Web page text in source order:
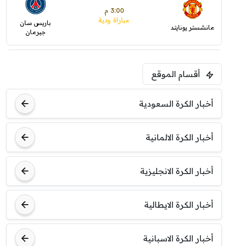
مانشستر يونايتد
3:00 م
مباراة ودية
باريس سان
جيرمان
فرينتسفاروشي
ودية( ابو ظبي الرياضية -TV )
برشلونة
7:00 م
نوتنغهام فورست
مباراة ودية
برشلونة
أقسام الموقع
أخبار الكرة السعودية
أخبار الكرة الالمانية
أخبار الكرة الانجليزية
أخبار الكرة الايطالية
أخبار الكرة الاسبانية